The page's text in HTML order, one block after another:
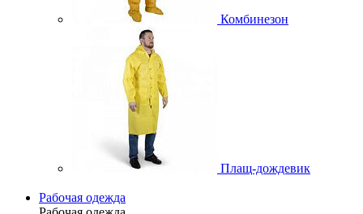
Комбинезон
Плащ-дождевик
Рабочая одежда